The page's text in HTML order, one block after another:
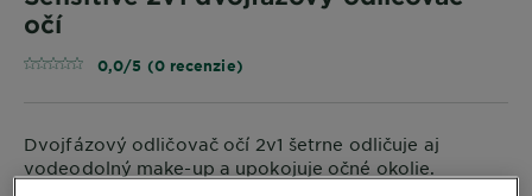
očí
0,0/5 (0 recenzie)
Dvojfázový odličovač očí 2v1 šetrne odličuje aj
vodeodolný make-up a upokojuje očné okolie.